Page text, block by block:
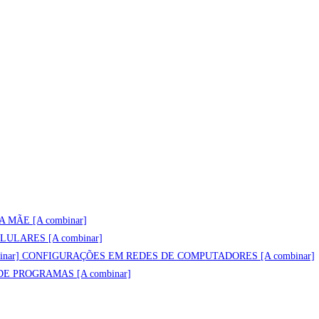
MÃE [A combinar]
[A combinar]
CONFIGURAÇÕES EM REDES DE COMPUTADORES [A combinar]
PROGRAMAS [A combinar]